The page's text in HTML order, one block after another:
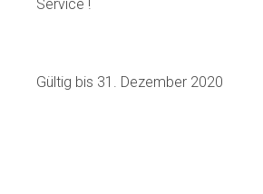
Service !
Gültig bis 31. Dezember 2020